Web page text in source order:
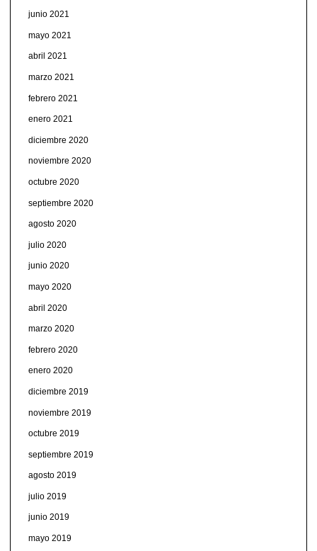
junio 2021
mayo 2021
abril 2021
marzo 2021
febrero 2021
enero 2021
diciembre 2020
noviembre 2020
octubre 2020
septiembre 2020
agosto 2020
julio 2020
junio 2020
mayo 2020
abril 2020
marzo 2020
febrero 2020
enero 2020
diciembre 2019
noviembre 2019
octubre 2019
septiembre 2019
agosto 2019
julio 2019
junio 2019
mayo 2019